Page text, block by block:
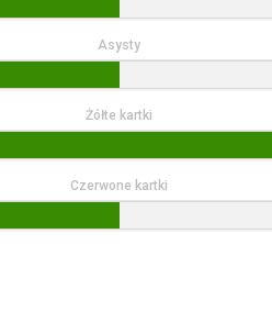
Asysty
Żółte kartki
Czerwone kartki